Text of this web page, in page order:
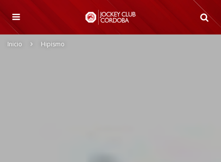
Inicio Hipismo